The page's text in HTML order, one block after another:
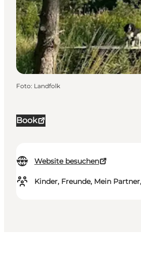
Book
Website besuchen
Kinder, Freunde, Mein
Foto: Landfolk